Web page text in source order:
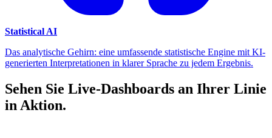
Statistical AI
Das analytische Gehirn: eine umfassende statistische Engine mit KI-
generierten Interpretationen in klarer Sprache zu jedem Ergebnis.
Sehen Sie Live-Dashboards an Ihrer Linie
in Aktion.